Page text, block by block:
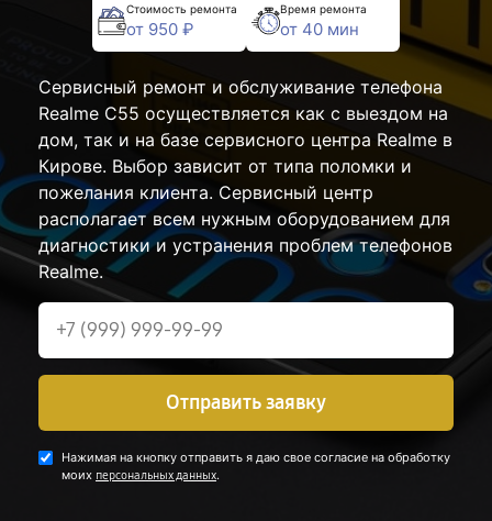
Стоимость ремонта
от 950 ₽
Время ремонта
от 40 мин
Сервисный ремонт и обслуживание телефона
Realme C55 осуществляется как с выездом на
дом, так и на базе сервисного центра Realme в
Кирове. Выбор зависит от типа поломки и
пожелания клиента. Сервисный центр
располагает всем нужным оборудованием для
диагностики и устранения проблем телефонов
Realme.
Отправить заявку
Нажимая на кнопку отправить я даю свое согласие на обработку
моих персональных данных.